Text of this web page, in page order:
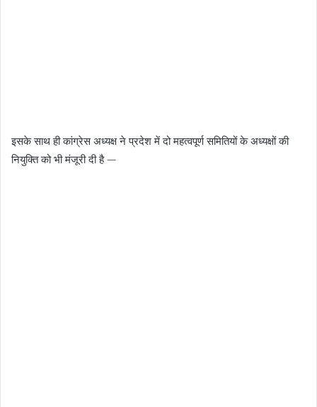
इसके साथ ही कांग्रेस अध्यक्ष ने प्रदेश में दो महत्वपूर्ण समितियों के अध्यक्षों की
नियुक्ति को भी मंजूरी दी है —